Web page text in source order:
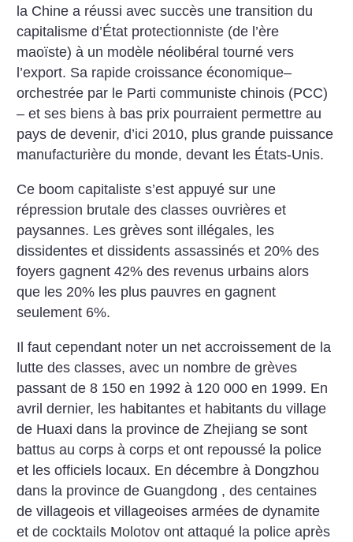
la Chine a réussi avec succès une transition du
capitalisme d’État protectionniste (de l’ère
maoïste) à un modèle néolibéral tourné vers
l’export. Sa rapide croissance économique–
orchestrée par le Parti communiste chinois (PCC)
– et ses biens à bas prix pourraient permettre au
pays de devenir, d’ici 2010, plus grande puissance
manufacturière du monde, devant les États-Unis.
Ce boom capitaliste s’est appuyé sur une
répression brutale des classes ouvrières et
paysannes. Les grèves sont illégales, les
dissidentes et dissidents assassinés et 20% des
foyers gagnent 42% des revenus urbains alors
que les 20% les plus pauvres en gagnent
seulement 6%.
Il faut cependant noter un net accroissement de la
lutte des classes, avec un nombre de grèves
passant de 8 150 en 1992 à 120 000 en 1999. En
avril dernier, les habitantes et habitants du village
de Huaxi dans la province de Zhejiang se sont
battus au corps à corps et ont repoussé la police
et les officiels locaux. En décembre à Dongzhou
dans la province de Guangdong , des centaines
de villageois et villageoises armées de dynamite
et de cocktails Molotov ont attaqué la police après